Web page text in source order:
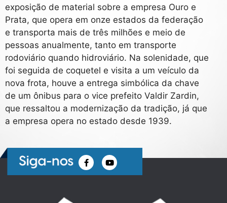
exposição de material sobre a empresa Ouro e
Prata, que opera em onze estados da federação
e transporta mais de três milhões e meio de
pessoas anualmente, tanto em transporte
rodoviário quando hidroviário. Na solenidade, que
foi seguida de coquetel e visita a um veículo da
nova frota, houve a entrega simbólica da chave
de um ônibus para o vice prefeito Valdir Zardin,
que ressaltou a modernização da tradição, já que
a empresa opera no estado desde 1939.